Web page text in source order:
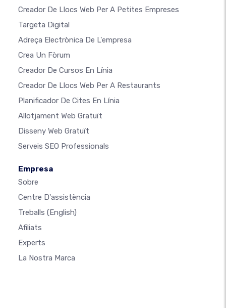
Creador De Llocs Web Per A Petites Empreses
Targeta Digital
Adreça Electrònica De L'empresa
Crea Un Fòrum
Creador De Cursos En Línia
Creador De Llocs Web Per A Restaurants
Planificador De Cites En Línia
Allotjament Web Gratuït
Disseny Web Gratuït
Serveis SEO Professionals
Empresa
Sobre
Centre D'assistència
Treballs (English)
Afiliats
Experts
La Nostra Marca